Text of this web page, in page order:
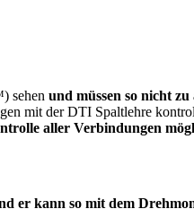
sehen und müssen so nicht
mit der DTI Spaltlehre
aller Verbindungen
er kann so mit dem